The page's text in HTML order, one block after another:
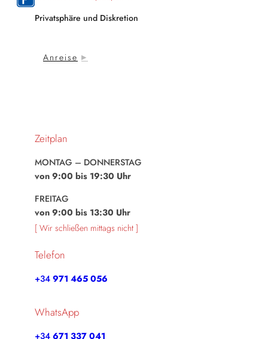
Privatsphäre und Diskretion
Anreise
Zeitplan
MONTAG – DONNERSTAG
von 9:00 bis 19:30 Uhr
FREITAG
von 9:00 bis 13:30 Uhr
[ Wir schließen mittags nicht ]
Telefon
+34971 465 056
WhatsApp
+34671 337 041